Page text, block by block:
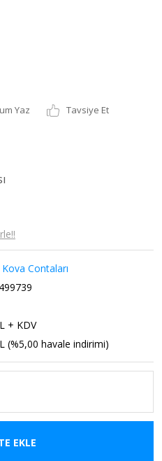
Yaz
Tavsiye Et
Contaları
+ KDV
(%5,00 havale indirimi)
EKLE